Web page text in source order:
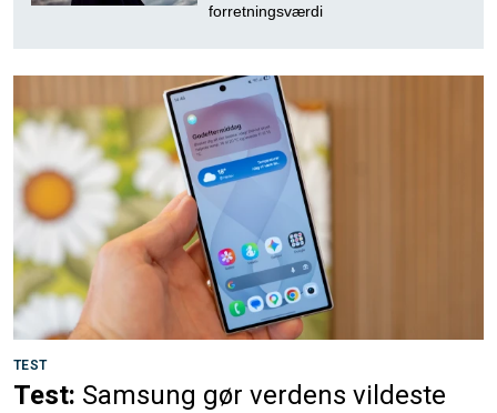
forretningsværdi
TEST
Test: Samsung gør verdens vildeste